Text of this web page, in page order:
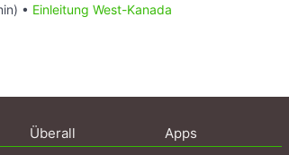
• Einleitung West-Kanada
Überall Apps